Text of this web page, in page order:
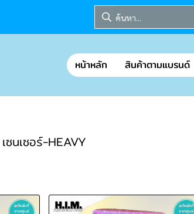
หน้าหลัก สินค้าตามแบรนด์
เซนเซอร์-HEAVY